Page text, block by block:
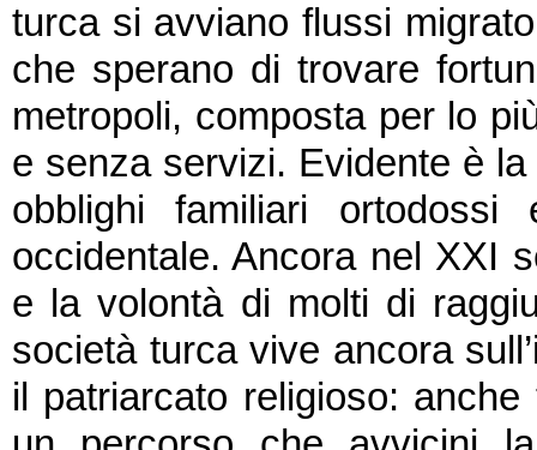
turca si avviano flussi
che sperano di trovare
metropoli, composta per lo
e senza servizi. Evidente è
obblighi familiari
occidentale. Ancora nel XXI
e la volontà di molti di
società turca vive ancora
il patriarcato religioso: